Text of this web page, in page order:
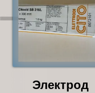
Электрод